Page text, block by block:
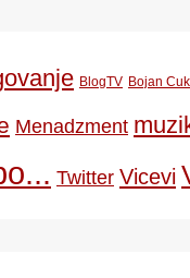
BlogTV Bojan
Menadzment
Twitter Vicevi